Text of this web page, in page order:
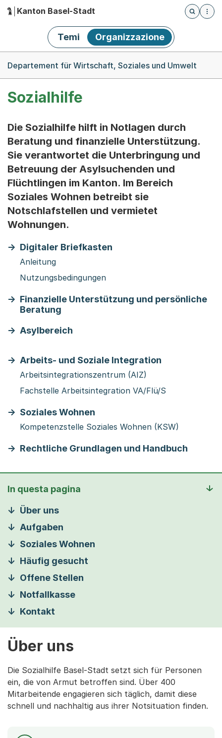
Hauptnavigation
Kanton Basel-Stadt
Öffnet
Temi Organizzazione
Departement für Wirtschaft, Soziales und Umwelt
Sozialhilfe
Die Sozialhilfe hilft in Notlagen durch
Beratung und finanzielle Unterstützung.
Sie verantwortet die Unterbringung und
Betreuung der Asylsuchenden und
Flüchtlingen im Kanton. Im Bereich
Soziales Wohnen betreibt sie
Notschlafstellen und vermietet
Wohnungen.
Digitaler Briefkasten
Anleitung
Nutzungsbedingungen
Finanzielle Unterstützung und persönliche
Beratung
Asylbereich
Arbeits- und Soziale Integration
Arbeitsintegrationszentrum (AIZ)
Fachstelle Arbeitsintegration VA/Flü/S
Soziales Wohnen
Kompetenzstelle Soziales Wohnen (KSW)
Rechtliche Grundlagen und Handbuch
In questa pagina
Über uns
Aufgaben
Soziales Wohnen
Häufig gesucht
Offene Stellen
Notfallkasse
Kontakt
Über uns
Die Sozialhilfe Basel-Stadt setzt sich für Personen
ein, die von Armut betroffen sind. Über 400
Mitarbeitende engagieren sich täglich, damit diese
schnell und nachhaltig aus ihrer Notsituation finden.